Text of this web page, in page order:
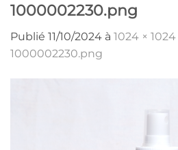
1000002230.png
Publié 11/10/2024 à 1024 × 1024
1000002230.png